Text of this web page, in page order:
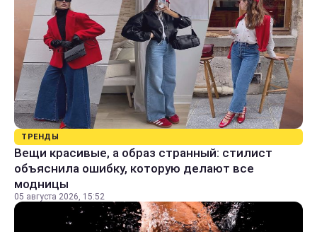
ТРЕНДЫ
Вещи красивые, а образ странный: стилист
объяснила ошибку, которую делают все
модницы
05 августа 2026, 15:52